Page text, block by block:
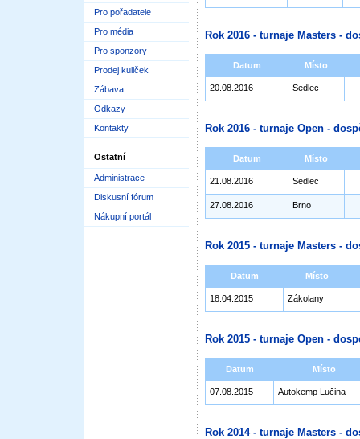
Pro pořadatele
Pro média
Pro sponzory
Prodej kuliček
Zábava
Odkazy
Kontakty
Ostatní
Administrace
Diskusní fórum
Nákupní portál
Rok 2016 - turnaje Masters -
Datum Místo
20.08.2016 Sedlec
Rok 2016 - turnaje Open -
Datum Místo
21.08.2016 Sedlec
27.08.2016 Brno
Rok 2015 - turnaje Masters -
Datum Místo
18.04.2015 Zákolany
Rok 2015 - turnaje Open -
Datum Místo
07.08.2015 Autokemp Lučina
Rok 2014 - turnaje Masters -